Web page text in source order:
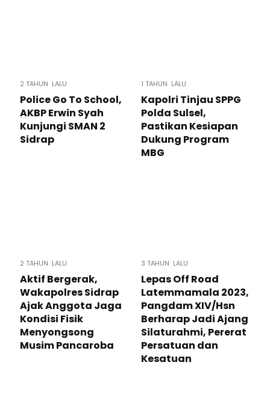
2 TAHUN LALU
Police Go To School,
AKBP Erwin Syah
Kunjungi SMAN 2
Sidrap
1 TAHUN LALU
Kapolri Tinjau SPPG
Polda Sulsel,
Pastikan Kesiapan
Dukung Program
MBG
2 TAHUN LALU
Aktif Bergerak,
Wakapolres Sidrap
Ajak Anggota Jaga
Kondisi Fisik
Menyongsong
Musim Pancaroba
3 TAHUN LALU
Lepas Off Road
Latemmamala 2023,
Pangdam XIV/Hsn
Berharap Jadi Ajang
Silaturahmi, Pererat
Persatuan dan
Kesatuan